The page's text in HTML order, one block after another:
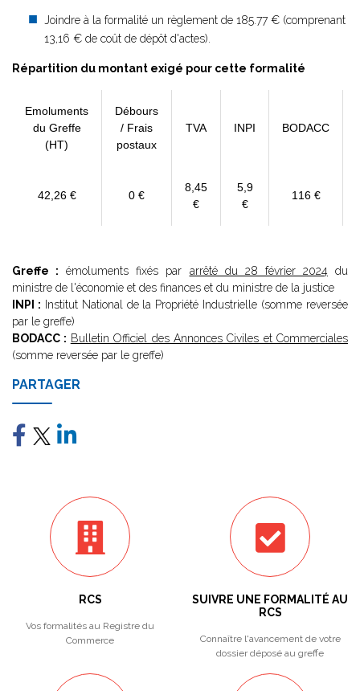
Joindre à la formalité un règlement de 185.77 € (comprenant
13,16 € de coût de dépôt d'actes).
Répartition du montant exigé pour cette formalité
Emoluments
du Greffe
(HT)
Débours
/ Frais
postaux
TVA INPI BODACC
42,26 € 0 €
8,45
€
5,9
€
116 €
Greffe : émoluments fixés par arrêté du 28 février 2024 du
ministre de l'économie et des finances et du ministre de la justice
INPI : Institut National de la Propriété Industrielle (somme reversée
par le greffe)
BODACC : Bulletin Officiel des Annonces Civiles et Commerciales
(somme reversée par le greffe)
PARTAGER
RCS
Vos formalités au Registre du
Commerce
SUIVRE UNE FORMALITÉ AU
RCS
Connaître l'avancement de votre
dossier déposé au greffe